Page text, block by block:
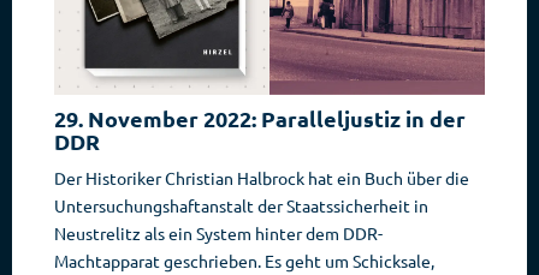
29. November 2022: Paralleljustiz in der
DDR
Der Historiker Christian Halbrock hat ein Buch über die
Untersuchungshaftanstalt der Staatssicherheit in
Neustrelitz als ein System hinter dem DDR-
Machtapparat geschrieben. Es geht um Schicksale,